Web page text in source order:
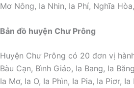
Mơ Nông, Ia Nhin, Ia Phí, Nghĩa
Bản đồ huyện Chư Prông
Huyện Chư Prông có 20 đơn vị
Bàu Cạn, Bình Giáo, Ia Bang, Ia
Ia Mơ, Ia O, Ia Phìn, Ia Pia, Ia Piơr,